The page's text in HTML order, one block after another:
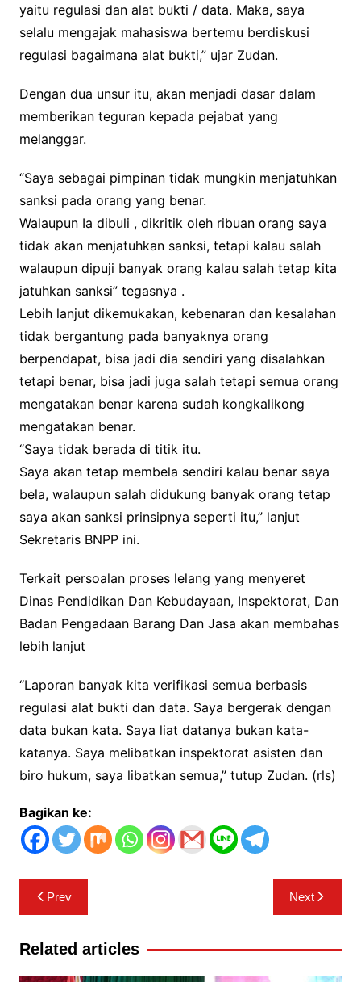
yaitu regulasi dan alat bukti / data. Maka, saya
selalu mengajak mahasiswa bertemu berdiskusi
regulasi bagaimana alat bukti,” ujar Zudan.
Dengan dua unsur itu, akan menjadi dasar dalam
memberikan teguran kepada pejabat yang
melanggar.
“Saya sebagai pimpinan tidak mungkin menjatuhkan
sanksi pada orang yang benar.
Walaupun Ia dibuli , dikritik oleh ribuan orang saya
tidak akan menjatuhkan sanksi, tetapi kalau salah
walaupun dipuji banyak orang kalau salah tetap kita
jatuhkan sanksi” tegasnya .
Lebih lanjut dikemukakan, kebenaran dan kesalahan
tidak bergantung pada banyaknya orang
berpendapat, bisa jadi dia sendiri yang disalahkan
tetapi benar, bisa jadi juga salah tetapi semua orang
mengatakan benar karena sudah kongkalikong
mengatakan benar.
“Saya tidak berada di titik itu.
Saya akan tetap membela sendiri kalau benar saya
bela, walaupun salah didukung banyak orang tetap
saya akan sanksi prinsipnya seperti itu,” lanjut
Sekretaris BNPP ini.
Terkait persoalan proses lelang yang menyeret
Dinas Pendidikan Dan Kebudayaan, Inspektorat, Dan
Badan Pengadaan Barang Dan Jasa akan membahas
lebih lanjut
“Laporan banyak kita verifikasi semua berbasis
regulasi alat bukti dan data. Saya bergerak dengan
data bukan kata. Saya liat datanya bukan kata-
katanya. Saya melibatkan inspektorat asisten dan
biro hukum, saya libatkan semua,” tutup Zudan. (rls)
Bagikan ke:
Navigasi
pos
Prev Next
Related articles